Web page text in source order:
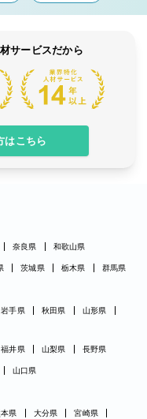
サービスだから
はこちら
奈良県 和歌山県
茨城県 栃木県 群馬県
岩手県 秋田県
山形県
福井県 山梨県 長野県
山口県
県 大分県
宮崎県